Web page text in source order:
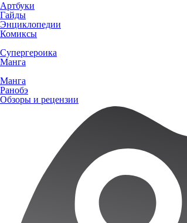
Артбуки
Гайды
Энциклопедии
Комиксы
Супергероика
Манга
Манга
Ранобэ
Обзоры и рецензии